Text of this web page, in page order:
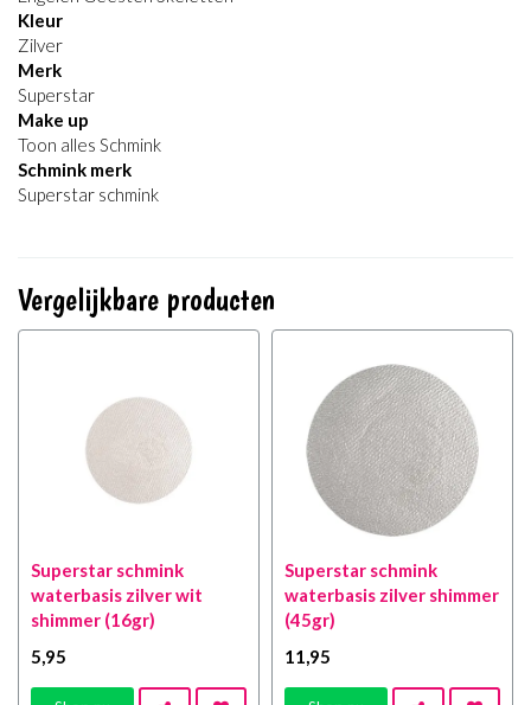
Kleur
Zilver
Merk
Superstar
Make up
Toon alles Schmink
Schmink merk
Superstar schmink
Vergelijkbare producten
Superstar schmink
waterbasis zilver wit
shimmer (16gr)
5 ,95
Superstar schmink
waterbasis zilver shimmer
(45gr)
11 ,95